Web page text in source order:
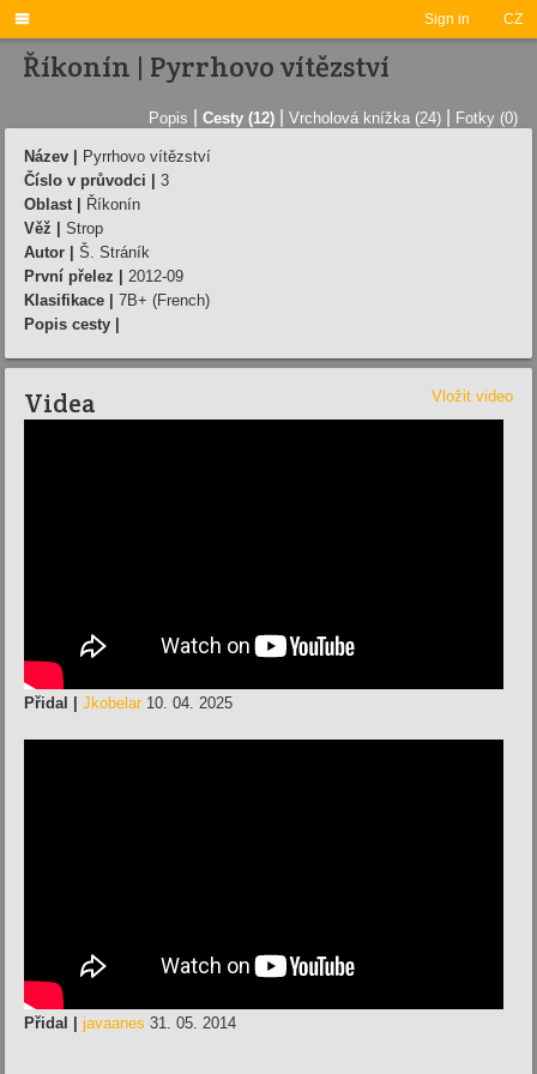
Sign in CZ

Říkonín | Pyrrhovo vítězství
Popis Cesty (12) Vrcholová knížka (24) Fotky (0)
Název |
Pyrrhovo vítězství
Číslo v průvodci |
3
Oblast |
Říkonín
Věž |
Strop
Autor |
Š. Stráník
První přelez |
2012-09
Klasifikace |
7B+ (French)
Popis cesty |
Videa Vložit video
Přidal | Jkobelar10. 04. 2025
Přidal | javaanes 31. 05. 2014